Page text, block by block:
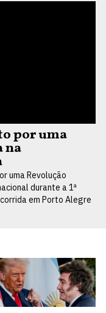
por uma
na
uma Revolução
durante a 1ª
em Porto Alegre